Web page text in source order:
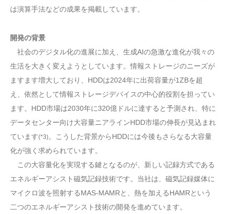
は演算手法などの成果を掲載しています。
開発の背景
社会のデジタル化の進展に加え、生成AIの急激な進化が我々の
生活を大きく変えようとしています。情報ストレージのニーズが
ますます増大しており、HDDは2024年に出荷容量が1ZBを超
え、依然として情報ストレージデバイスの中心的役割を担ってい
ます。HDD市場は2030年に320億ドルに達すると予測され、特に
データセンター向け大容量ニアラインHDD市場の伸長が見込まれ
ています(*3)。こうした背景からHDDには今後もさらなる大容量
化が強く求められています。
この大容量化を実現する鍵となるのが、新しい記録方式である
エネルギーアシスト磁気記録技術です。当社は、磁気記録媒体に
マイクロ波を照射するMAS-MAMRと、熱を加えるHAMRという
二つのエネルギーアシスト技術の開発を進めています。